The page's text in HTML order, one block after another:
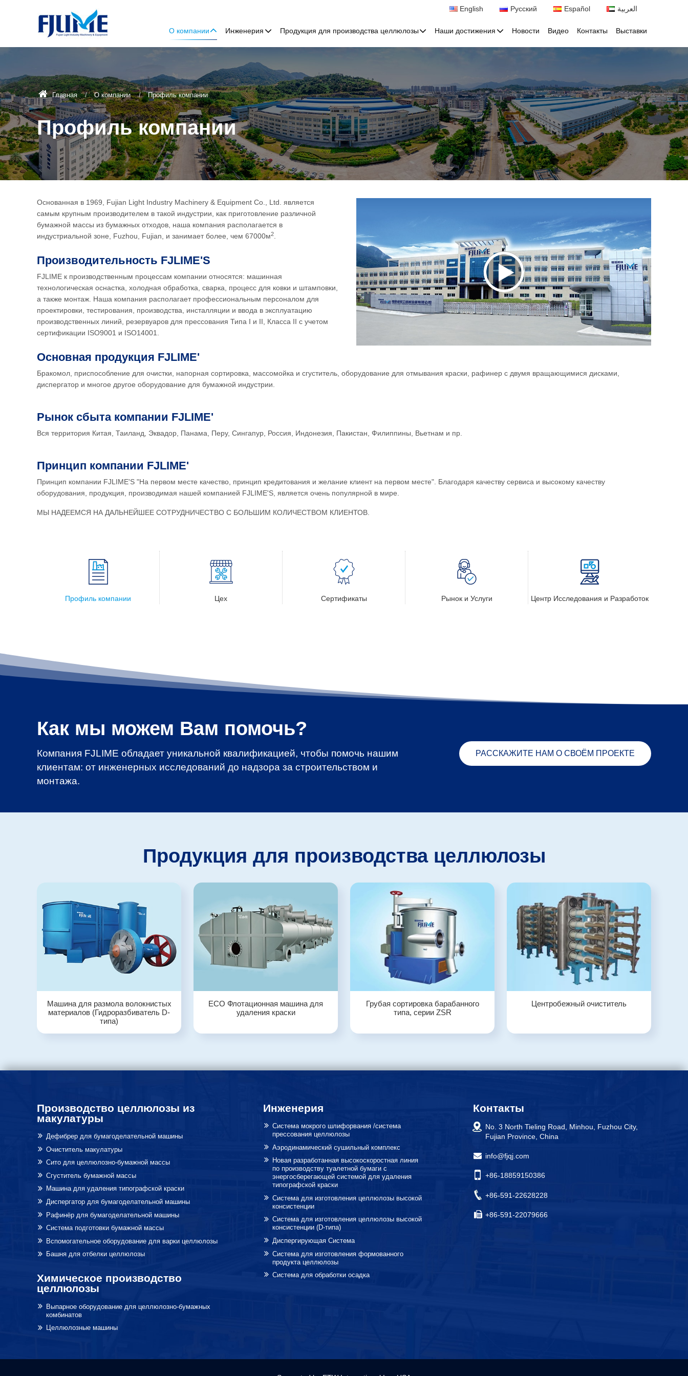
English Русский Español العربية
О компании Инженерия Продукция для производства целлюлозы Наши достижения Новости Видео Контакты Выставки
Главная О компании Профиль компании
Профиль компании
Основанная в 1969, Fujian Light Industry Machinery & Equipment Co., Ltd. является
самым крупным производителем в такой индустрии, как приготовление различной
бумажной массы из бумажных отходов, наша компания располагается в
индустриальной зоне, Fuzhou, Fujian, и занимает более, чем 67000м2
Производительность FJLIME'S
FJLIME к производственным процессам компании относятся: машинная
технологическая оснастка, холодная обработка, сварка, процесс для ковки и штамповки,
а также монтаж. Наша компания располагает профессиональным персоналом для
проектировки, тестирования, производства, инсталляции и ввода в эксплуатацию
производственных линий, резервуаров для прессования Типа I и II, Класса II с учетом
сертификации ISO9001 и ISO14001.
Основная продукция FJLIME'
Бракомол, приспособление для очистки, напорная сортировка, массомойка и сгуститель, оборудование для отмывания краски, рафинер с двумя вращающимися дисками,
диспергатор и многое другое оборудование для бумажной индустрии.
Рынок сбыта компании FJLIME'
Вся территория Китая, Таиланд, Эквадор, Панама, Перу, Сингапур, Россия, Индонезия, Пакистан, Филиппины, Вьетнам и пр.
Принцип компании FJLIME'
Принцип компании FJLIME'S "На первом месте качество, принцип кредитования и желание клиент на первом месте". Благодаря качеству сервиса и высокому качеству
оборудования, продукция, производимая нашей компанией FJLIME'S, является очень популярной в мире.
МЫ НАДЕЕМСЯ НА ДАЛЬНЕЙШЕЕ СОТРУДНИЧЕСТВО С БОЛЬШИМ КОЛИЧЕСТВОМ КЛИЕНТОВ.
Профиль компании Цех Сертификаты Рынок и Услуги Центр Исследования и Разработок
Как мы можем Вам помочь?
Компания FJLIME обладает уникальной квалификацией, чтобы помочь нашим
клиентам: от инженерных исследований до надзора за строительством и
монтажа.
РАССКАЖИТЕ НАМ О СВОЁМ ПРОЕКТЕ
Продукция для производства целлюлозы
Машина для размола волокнистых
материалов (Гидроразбиватель D-
типа)
ECO Флотационная машина для
удаления краски
Грубая сортировка барабанного
типа, серии ZSR
Центробежный очиститель
Производство целлюлозы из
макулатуры
Дефибрер для бумагоделательной машины
Очиститель макулатуры
Сито для целлюлозно-бумажной массы
Сгуститель бумажной массы
Машина для удаления типографской краски
Диспергатор для бумагоделательной машины
Рафинёр для бумагоделательной машины
Система подготовки бумажной массы
Вспомогательное оборудование для варки целлюлозы
Башня для отбелки целлюлозы
Химическое производство
целлюлозы
Выпарное оборудование для целлюлозно-бумажных
комбинатов
Целлюлозные машины
Инженерия
Система мокрого шлифорвания /система
прессования целлюлозы
Аэродинамический сушильный комплекс
Новая разработанная высокоскоростная линия
по производству туалетной бумаги с
энергосберегающей системой для удаления
типографской краски
Система для изготовления целлюлозы высокой
консистенции
Система для изготовления целлюлозы высокой
консистенции (D-типа)
Диспергирующая Система
Система для изготовления формованного
продукта целлюлозы
Система для обработки осадка
Контакты
No. 3 North Tieling Road, Minhou, Fuzhou City,
Fujian Province, China
info@fjqj.com
+86-18859150386
+86-591-22628228
+86-591-22079666